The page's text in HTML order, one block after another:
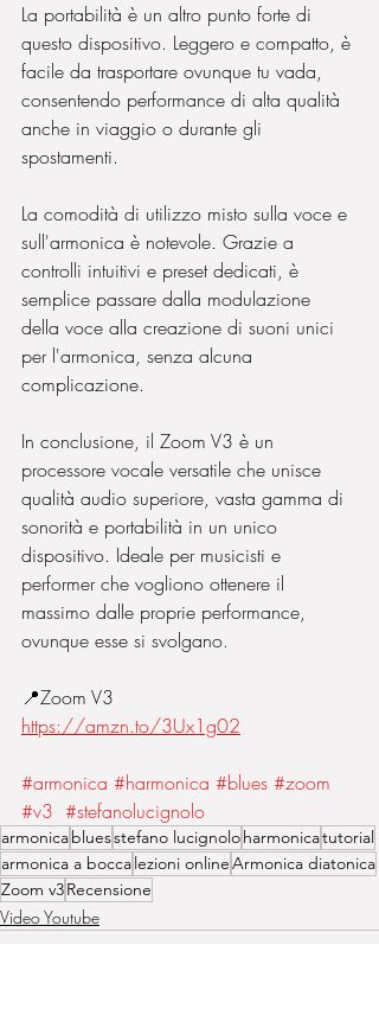
La portabilità è un altro punto forte di
questo dispositivo. Leggero e compatto, è
facile da trasportare ovunque tu vada,
consentendo performance di alta qualità
anche in viaggio o durante gli
spostamenti.
La comodità di utilizzo misto sulla voce e
sull'armonica è notevole. Grazie a
controlli intuitivi e preset dedicati, è
semplice passare dalla modulazione
della voce alla creazione di suoni unici
per l'armonica, senza alcuna
complicazione.
In conclusione, il Zoom V3 è un
processore vocale versatile che unisce
qualità audio superiore, vasta gamma di
sonorità e portabilità in un unico
dispositivo. Ideale per musicisti e
performer che vogliono ottenere il
massimo dalle proprie performance,
ovunque esse si svolgano.
📍Zoom V3
https://amzn.to/3Ux1g02
#armonica #harmonica #blues #zoom
#v3 #stefanolucignolo
armonicabluesstefano lucignoloharmonicatutorial
armonica a boccalezioni onlineArmonica diatonica
Zoom v3Recensione
Video Youtube